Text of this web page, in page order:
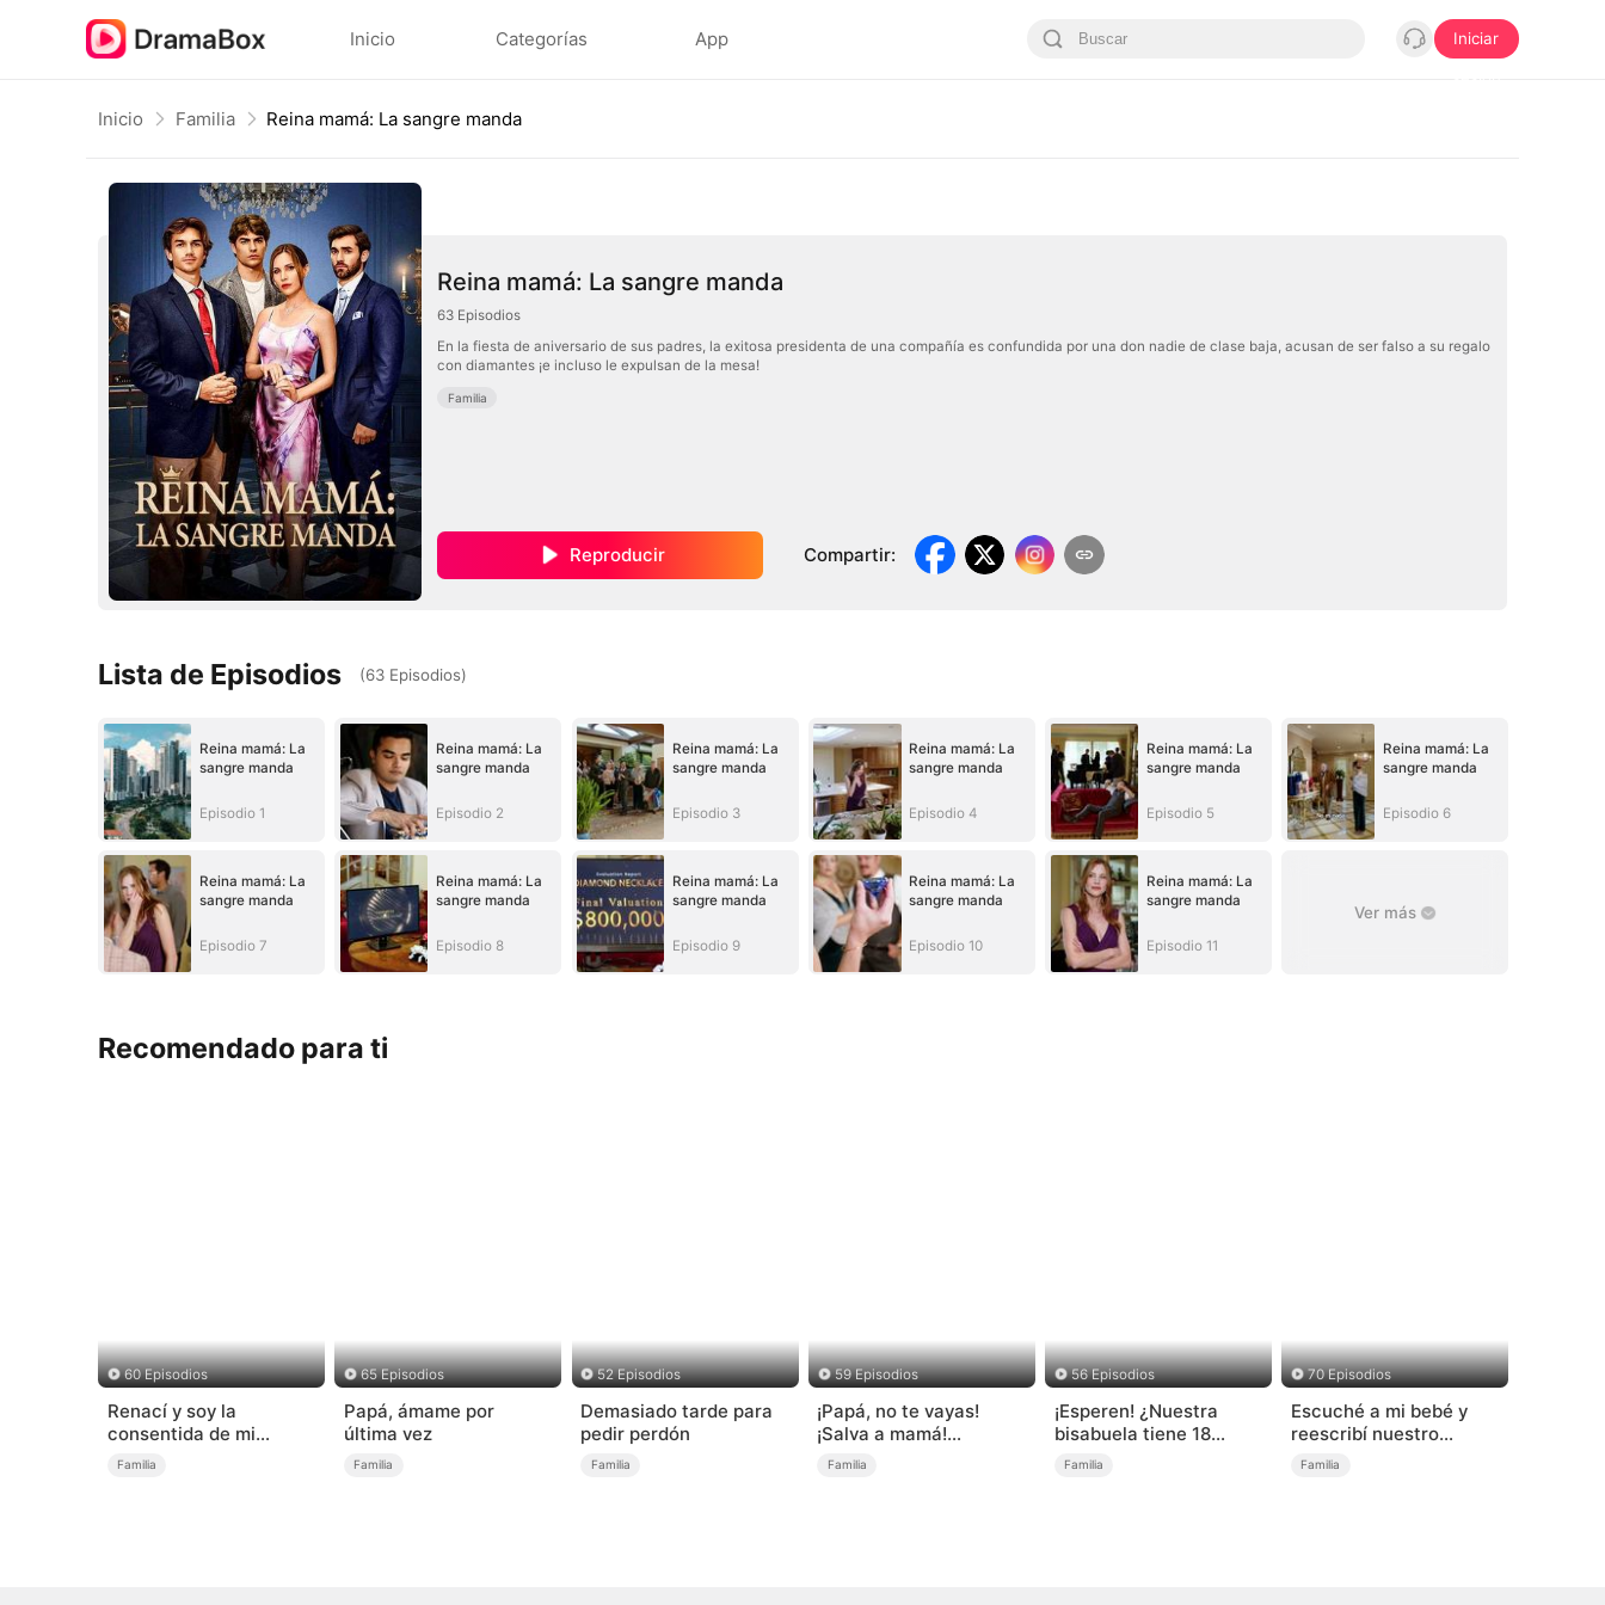
Inicio Categorías App Iniciar
Inicio Familia Reina mamá: La sangre manda
Reina mamá: La sangre manda
63 Episodios
En la fiesta de aniversario de sus padres, la exitosa presidenta de una compañía es confundida por una don nadie de clase baja, acusan de ser falso a su regalo
con diamantes ¡e incluso le expulsan de la mesa!
Familia
Reproducir Compartir:
Lista de Episodios (63 Episodios)
Reina mamá: La
sangre manda
Episodio 1
Reina mamá: La
sangre manda
Episodio 2
Reina mamá: La
sangre manda
Episodio 3
Reina mamá: La
sangre manda
Episodio 4
Reina mamá: La
sangre manda
Episodio 5
Reina mamá: La
sangre manda
Episodio 6
Reina mamá: La
sangre manda
Episodio 7
Reina mamá: La
sangre manda
Episodio 8
Reina mamá: La
sangre manda
Episodio 9
Reina mamá: La
sangre manda
Episodio 10
Reina mamá: La
sangre manda
Episodio 11
Ver más
Recomendado para ti
60 Episodios
Renací y soy la
consentida de mi
hermano heredero
Familia
65 Episodios
Papá, ámame por
última vez
Familia
52 Episodios
Demasiado tarde para
pedir perdón
Familia
59 Episodios
¡Papá, no te vayas!
¡Salva a mamá!
(Doblado)
Familia
56 Episodios
¡Esperen! ¿Nuestra
bisabuela tiene 18
años? (Doblado)
Familia
70 Episodios
Escuché a mi bebé y
reescribí nuestro
destino (Doblado)
Familia